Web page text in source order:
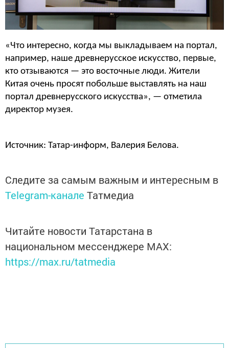
«Что интересно, когда мы выкладываем на портал,
например, наше древнерусское искусство, первые,
кто отзываются — это восточные люди. Жители
Китая очень просят побольше выставлять на наш
портал древнерусского искусства», — отметила
директор музея.
Источник: Татар-информ, Валерия Белова.
Следите за самым важным и интересным в
Telegram-канале Татмедиа
Читайте новости Татарстана в
национальном мессенджере MАХ:
https://max.ru/tatmedia